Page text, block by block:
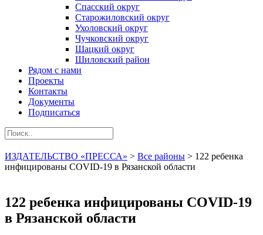
Спасский округ
Старожиловский округ
Ухоловский округ
Чучковский округ
Шацкий округ
Шиловский район
Рядом с нами
Проекты
Контакты
Документы
Подписаться
ИЗДАТЕЛЬСТВО «ПРЕССА» > Все районы > 122 ребенка
инфицированы COVID-19 в Рязанской области
122 ребенка инфицированы COVID-19
в Рязанской области